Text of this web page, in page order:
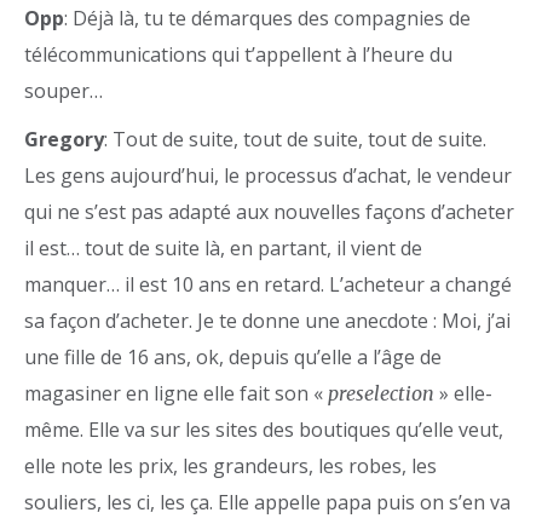
Opp: Déjà là, tu te démarques des compagnies de
télécommunications qui t’appellent à l’heure du
souper…
Gregory: Tout de suite, tout de suite, tout de suite.
Les gens aujourd’hui, le processus d’achat, le vendeur
qui ne s’est pas adapté aux nouvelles façons d’acheter
il est… tout de suite là, en partant, il vient de
manquer… il est 10 ans en retard. L’acheteur a changé
sa façon d’acheter. Je te donne une anecdote : Moi, j’ai
une fille de 16 ans, ok, depuis qu’elle a l’âge de
magasiner en ligne elle fait son « preselection » elle-
même. Elle va sur les sites des boutiques qu’elle veut,
elle note les prix, les grandeurs, les robes, les
souliers, les ci, les ça. Elle appelle papa puis on s’en va